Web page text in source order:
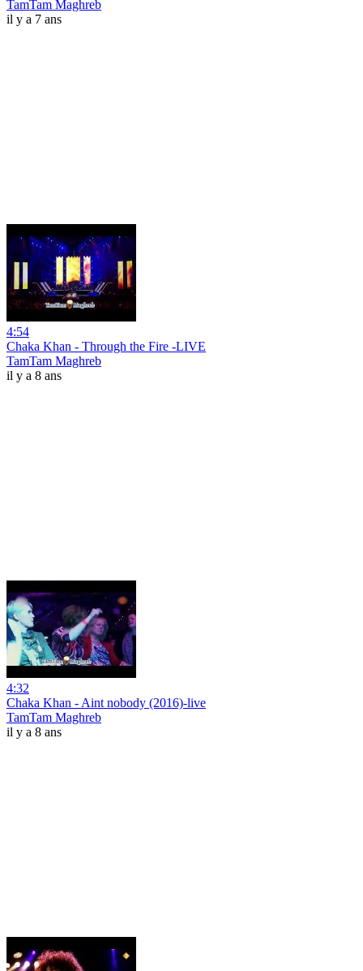
TamTam Maghreb
il y a 7 ans
4:54
Chaka Khan - Through the Fire -LIVE
TamTam Maghreb
il y a 8 ans
4:32
Chaka Khan - Aint nobody (2016)-live
TamTam Maghreb
il y a 8 ans